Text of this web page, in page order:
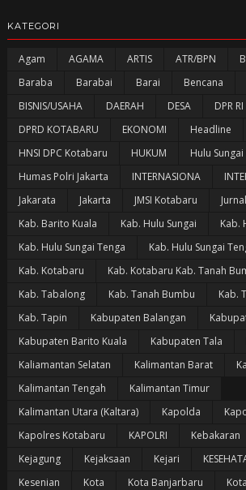
KATEGORI
Agam AGAMA ARTIS ATR/BPN
Baraba
Barabai Barai Bencana
BISNIS/USAHA
DAERAH DESA DPR RI
DPRD KOTABARU
EKONOMI Headline
HNSI DPC Kotabaru
HUKUM
Hulu
Humas Polri Jakarta
INTERNASIONA
Jakarata
Jakarta JMSI Kotabaru
Kab. Barito Kuala
Kab. Hulu Sungai
Kab.
Kab. Hulu Sungai Tenga
Kab. Hulu Sungai
Kab. Kotabaru
Kab. Kotabaru Kab. Tanah
Kab. Tabalong
Kab. Tanah Bumbu
Kab.
Kab. Tapin
Kabupaten Balangan
Kabupaten Barito Kuala
Kabupaten Tala
Kaliamantan Selatan
Kalimantan Barat
Kalimantan Tengah
Kalimantan Timur
Kalimantan Utara (Kaltara)
Kapolda
Kapolres Kotabaru
KAPOLRI Kebakaran
Kejagung
Kejaksaan Kejari
Kesenian
Kota Kota Banjarbaru